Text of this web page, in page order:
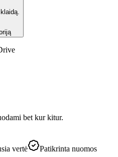
bet kur kitur.
vertė
Patikrinta nuomos